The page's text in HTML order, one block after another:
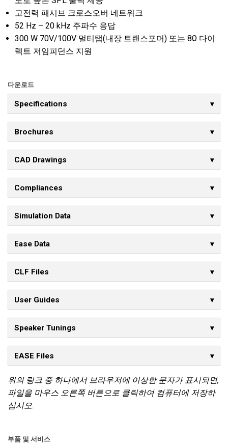
고전력 패시브 크로스오버 네트워크
52 Hz – 20 kHz 주파수 응답
300 W 70V/100V 멀티탭(내장 트랜스포머) 또는 8Ω 다이
렉트 저임피던스 지원
다운로드
Specifications
Brochures
CAD Drawings
Compliances
Simulation Data
Ease Data
CLF Files
User Guides
Speaker Tunings
EASE Files
위의 링크 중 하나에서 브라우저에 이상한 문자가 표시되면,
파일을 마우스 오른쪽 버튼으로 클릭하여 컴퓨터에 저장하
십시오.
부품 및 서비스